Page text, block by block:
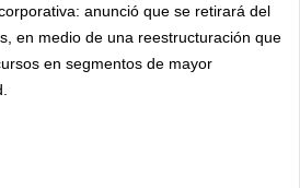
anunció que se retirará del
en medio de una reestructuración que
en segmentos de mayor